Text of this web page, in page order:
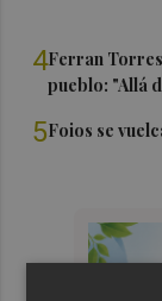
4Ferran
pueblo: "Allá
5Foios se